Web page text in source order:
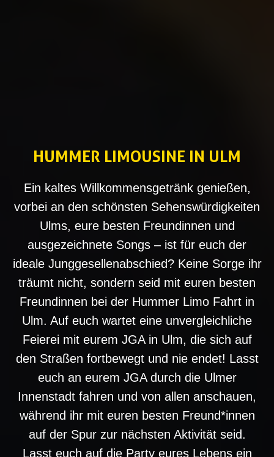
HUMMER LIMOUSINE IN ULM
Ein kaltes Willkommensgetränk genießen,
vorbei an den schönsten Sehenswürdigkeiten
Ulms, eure besten Freundinnen und
ausgezeichnete Songs – ist für euch der
ideale Junggesellenabschied? Keine Sorge ihr
träumt nicht, sondern seid mit euren besten
Freundinnen bei der Hummer Limo Fahrt in
Ulm. Auf euch wartet eine unvergleichliche
Feierei mit eurem JGA in Ulm, die sich auf
den Straßen fortbewegt und nie endet! Lasst
euch an eurem JGA durch die Ulmer
Innenstadt fahren und von allen anschauen,
während ihr mit euren besten Freund*innen
auf der Spur zur nächsten Aktivität seid.
Lasst euch auf die Party eures Lebens ein